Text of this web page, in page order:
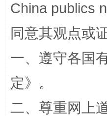
漫山遍野的桃花与雪山、
China publics
同意其观点或
一、遵守各国
定》。
二、尊重网上